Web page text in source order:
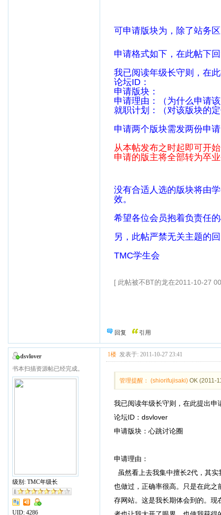
可申请版块为，除了站务
申请格式如下，在此帖下
我已阅读年级长守则，在
论坛ID：
申请版块：
申请理由：（为什么申请
就职计划：（对该版块的
申请两个版块需发两份申
从本帖发布之时起即可开
申请的版主将全部转为卒
没有合适人选的版块将由
效。
希望各位会员抱着负责任
另，此帖严禁无关主题的
TMC学生会
[ 此帖被不BT的龙在2011-10-27
回复 引用
dsvlover
书本扫描资源帖已经完成。
级别: TMC年级长
UID: 4286
1楼 发表于: 2011-10-27 23:41
管理提醒： (shiorifujisaki) OK (2011-
我已阅读年级长守则，在此提出申
论坛ID：dsvlover
申请版块：心跳讨论圈
申请理由：
虽然看上去我集中擅长2代，其
也做过，正确率很高。只是在此
存网站。这是我长期体会到的。